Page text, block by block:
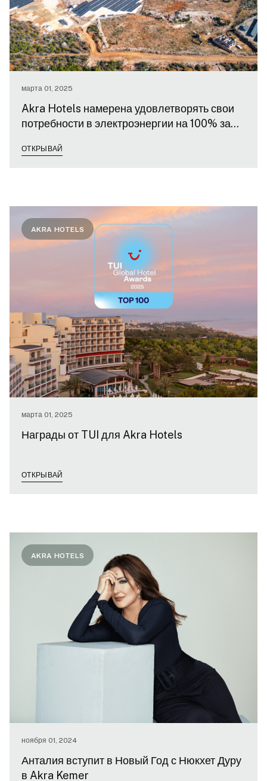
марта 01, 2025
Akra Hotels намерена удовлетворять свои
потребности в электроэнергии на 100% за
ОТКРЫВАЙ
марта 01, 2025
Награды от TUI для Akra Hotels
ОТКРЫВАЙ
AKRA HOTELS
ноября 01, 2024
Анталия вступит в Новый Год с Нюкхет Дуру
в Akra Kemer
AKRA HOTELS